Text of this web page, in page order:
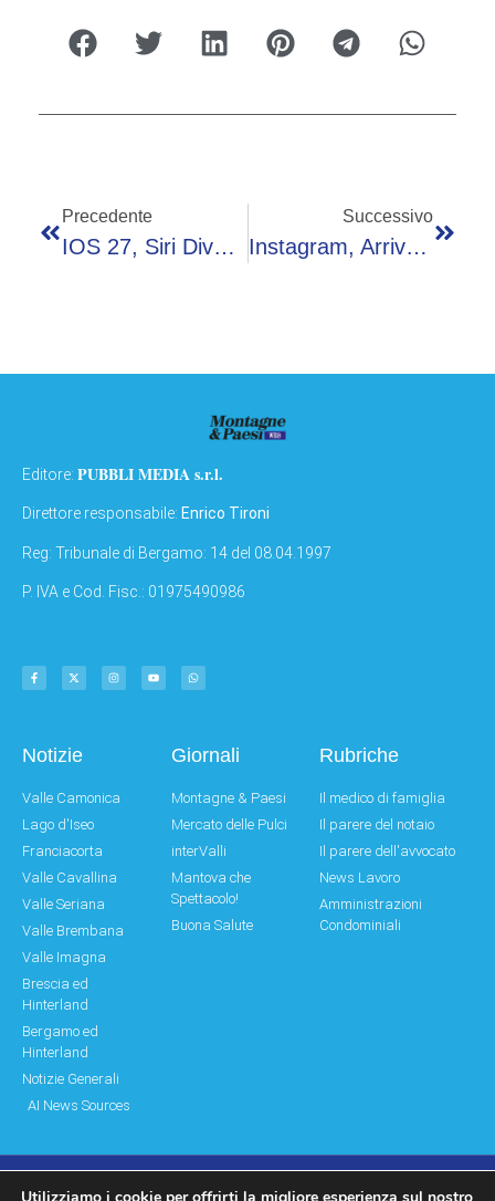
Precedente
IOS 27, Siri Diventa Più Intelligente Ma Non In Europa
Successivo
Instagram, Arriva Il Drag And Drop Per Riordinare La Griglia Dei Post
Editore: PUBBLI MEDIA s.r.l.
Direttore responsabile: Enrico Tironi
Reg: Tribunale di Bergamo: 14 del 08.04.1997
P. IVA e Cod. Fisc.: 01975490986
Notizie
Valle Camonica
Lago d'Iseo
Franciacorta
Valle Cavallina
Valle Seriana
Valle Brembana
Valle Imagna
Brescia ed
Hinterland
Bergamo ed
Hinterland
Notizie Generali
AI News Sources
Giornali
Montagne & Paesi
Mercato delle Pulci
interValli
Mantova che
Spettacolo!
Buona Salute
Rubriche
Il medico di famiglia
Il parere del notaio
Il parere dell'avvocato
News Lavoro
Amministrazioni
Condominiali